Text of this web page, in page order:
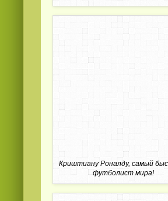
Криштиану Роналду, самый
футболист мира!